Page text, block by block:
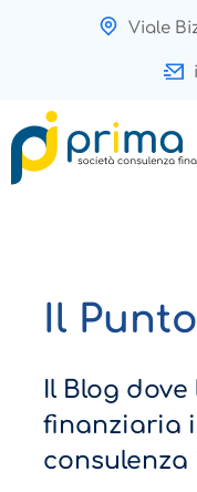
Viale
Il
Il Blog dove
finanziaria